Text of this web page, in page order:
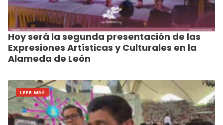
Hoy será la segunda presentación de las
Expresiones Artísticas y Culturales en la
Alameda de León
LEER MAS